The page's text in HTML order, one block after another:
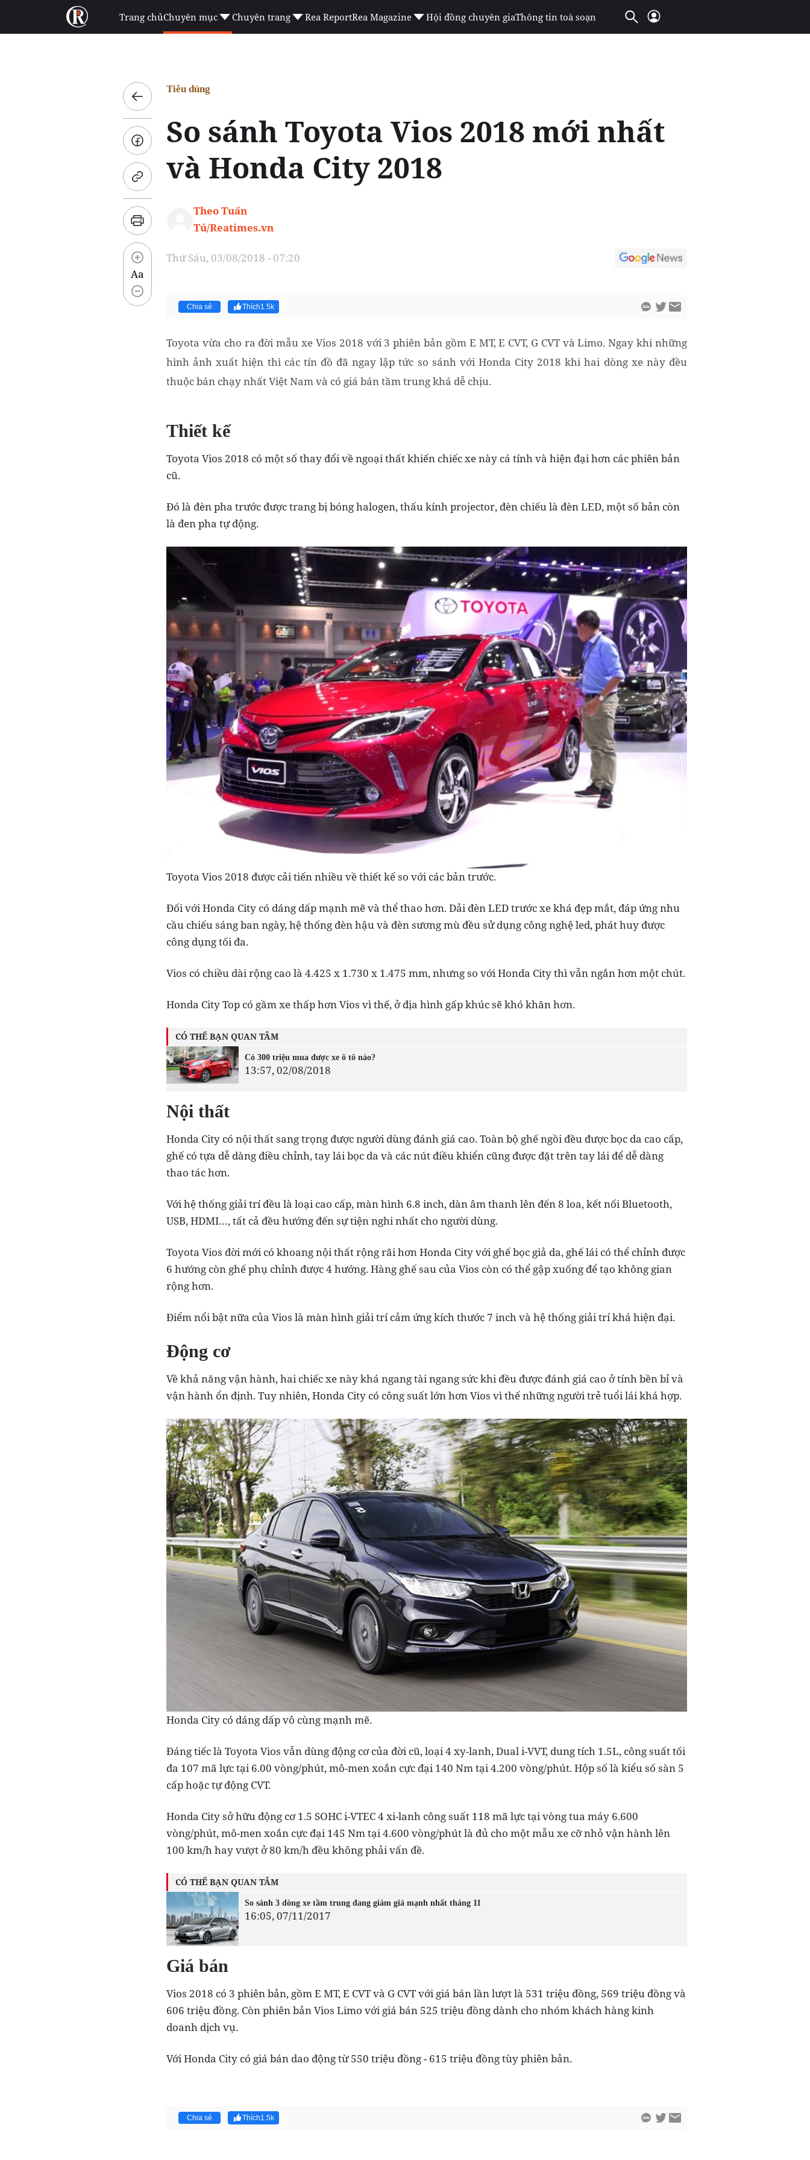
Trang chủChuyên mục Chuyên trang Rea ReportRea Magazine Hội đồng chuyên giaThông tin toà soạn
Aa
Tiêu dùng
So sánh Toyota Vios 2018 mới nhất
và Honda City 2018
Theo Tuấn
Tú/Reatimes.vn
Thứ Sáu, 03/08/2018 - 07:20
Chia sẻ Thích1.5k
Toyota vừa cho ra đời mẫu xe Vios 2018 với 3 phiên bản gồm E MT, E CVT, G CVT và Limo. Ngay khi những
hình ảnh xuất hiện thì các tín đồ đã ngay lập tức so sánh với Honda City 2018 khi hai dòng xe này đều
thuộc bán chạy nhất Việt Nam và có giá bán tầm trung khá dễ chịu.
Thiết kế
Toyota Vios 2018 có một số thay đổi về ngoại thất khiến chiếc xe này cá tính và hiện đại hơn các phiên bản
cũ.
Đó là đèn pha trước được trang bị bóng halogen, thấu kính projector, đèn chiếu là đèn LED, một số bản còn
là đen pha tự động.
Toyota Vios 2018 được cải tiến nhiều về thiết kế so với các bản trước.
Đối với Honda City có dáng dấp mạnh mẽ và thể thao hơn. Dải đèn LED trước xe khá đẹp mắt, đáp ứng nhu
cầu chiếu sáng ban ngày, hệ thống đèn hậu và đèn sương mù đều sử dụng công nghệ led, phát huy được
công dụng tối đa.
Vios có chiều dài rộng cao là 4.425 x 1.730 x 1.475 mm, nhưng so với Honda City thì vẫn ngắn hơn một chút.
Honda City Top có gầm xe thấp hơn Vios vì thế, ở địa hình gấp khúc sẽ khó khăn hơn.
CÓ THỂ BẠN QUAN TÂM
Có 300 triệu mua được xe ô tô nào?
13:57, 02/08/2018
Nội thất
Honda City có nội thất sang trọng được người dùng đánh giá cao. Toàn bộ ghế ngồi đều được bọc da cao cấp,
ghế có tựa dễ dàng điều chỉnh, tay lái bọc da và các nút điều khiển cũng được đặt trên tay lái để dễ dàng
thao tác hơn.
Với hệ thống giải trí đều là loại cao cấp, màn hình 6.8 inch, dàn âm thanh lên đến 8 loa, kết nối Bluetooth,
USB, HDMI…, tất cả đều hướng đến sự tiện nghi nhất cho người dùng.
Toyota Vios đời mới có khoang nội thất rộng rãi hơn Honda City với ghế bọc giả da, ghế lái có thể chỉnh được
6 hướng còn ghế phụ chỉnh được 4 hướng. Hàng ghế sau của Vios còn có thể gập xuống để tạo không gian
rộng hơn.
Điểm nổi bật nữa của Vios là màn hình giải trí cảm ứng kích thước 7 inch và hệ thống giải trí khá hiện đại.
Động cơ
Về khả năng vận hành, hai chiếc xe này khá ngang tài ngang sức khi đều được đánh giá cao ở tính bền bỉ và
vận hành ổn định. Tuy nhiên, Honda City có công suất lớn hơn Vios vì thế những người trẻ tuổi lái khá hợp.
Honda City có dáng dấp vô cùng mạnh mẽ.
Đáng tiếc là Toyota Vios vẫn dùng động cơ của đời cũ, loại 4 xy-lanh, Dual i-VVT, dung tích 1.5L, công suất tối
đa 107 mã lực tại 6.00 vòng/phút, mô-men xoắn cực đại 140 Nm tại 4.200 vòng/phút. Hộp số là kiểu số sàn 5
cấp hoặc tự động CVT.
Honda City sở hữu động cơ 1.5 SOHC i-VTEC 4 xi-lanh công suất 118 mã lực tại vòng tua máy 6.600
vòng/phút, mô-men xoắn cực đại 145 Nm tại 4.600 vòng/phút là đủ cho một mẫu xe cỡ nhỏ vận hành lên
100 km/h hay vượt ở 80 km/h đều không phải vấn đề.
CÓ THỂ BẠN QUAN TÂM
So sánh 3 dòng xe tầm trung đang giảm giá mạnh nhất tháng 11
16:05, 07/11/2017
Giá bán
Vios 2018 có 3 phiên bản, gồm E MT, E CVT và G CVT với giá bán lần lượt là 531 triệu đồng, 569 triệu đồng và
606 triệu đồng. Còn phiên bản Vios Limo với giá bán 525 triệu đồng dành cho nhóm khách hàng kinh
doanh dịch vụ.
Với Honda City có giá bán dao động từ 550 triệu đồng - 615 triệu đồng tùy phiên bản.
Chia sẻ Thích1.5k